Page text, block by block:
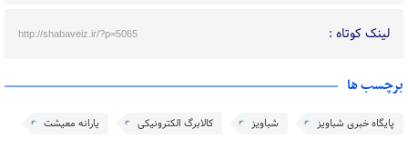
لینک کوتاه : http://shabaveiz.ir/?p=5065
برچسب ها
پایگاه خبری شباویز شباویز کالابرگ الکترونیکی یارانه معیشت